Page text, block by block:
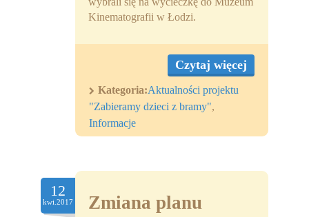
Kinematografii w Łodzi.
Czytaj więcej
Kategoria:Aktualności projektu
"Zabieramy dzieci z bramy",
Informacje
12
kwi.2017
Zmiana planu